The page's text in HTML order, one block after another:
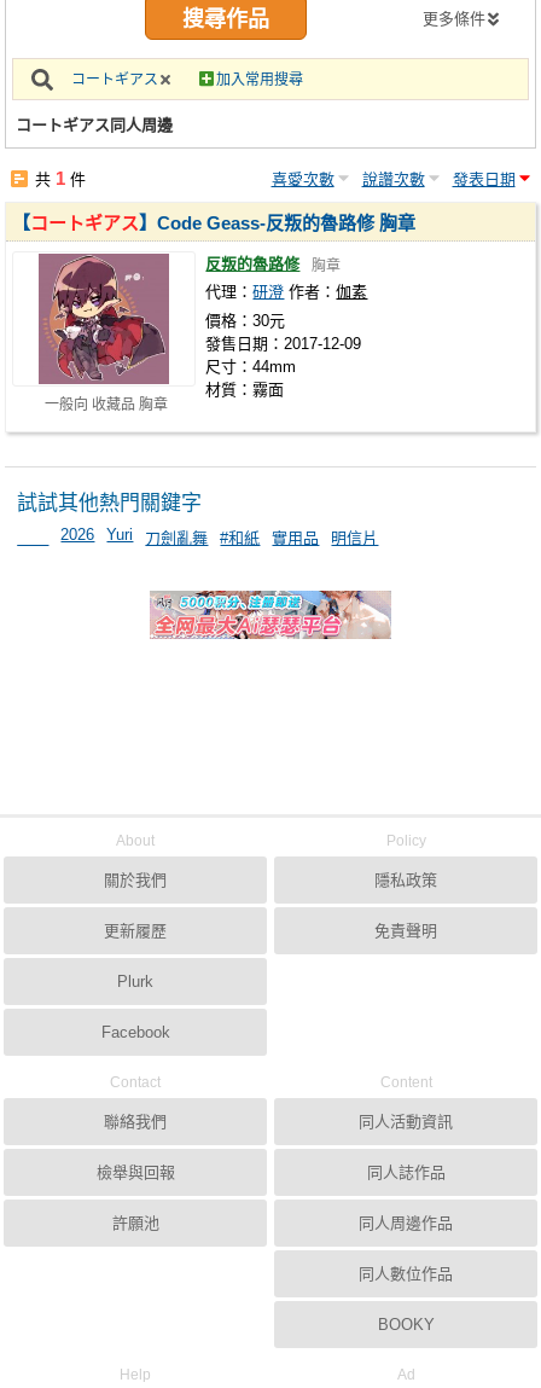
攤位轉讓區
會員功能選單
註冊會員
更多條件
コートギアス 加入常用搜尋
コートギアス同人周邊
共 1 件 喜愛次數 說讚次數 發表日期
一般向 收藏品 胸章
【コートギアス】Code Geass-反叛的魯路修 胸章
反叛的魯路修 胸章
代理：研澄 作者：伽素
價格：30元
發售日期：2017-12-09
尺寸：44mm
材質：霧面
試試其他熱門關鍵字
2026 Yuri 刀劍亂舞 #和紙 實用品 明信片
About
關於我們
更新履歷
Plurk
Facebook
Policy
隱私政策
免責聲明
Contact
聯絡我們
檢舉與回報
許願池
Content
同人活動資訊
同人誌作品
同人周邊作品
同人數位作品
BOOKY
Help Ad